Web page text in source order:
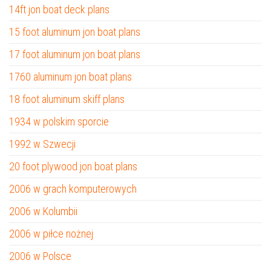
14ft jon boat deck plans
15 foot aluminum jon boat plans
17 foot aluminum jon boat plans
1760 aluminum jon boat plans
18 foot aluminum skiff plans
1934 w polskim sporcie
1992 w Szwecji
20 foot plywood jon boat plans
2006 w grach komputerowych
2006 w Kolumbii
2006 w piłce nożnej
2006 w Polsce